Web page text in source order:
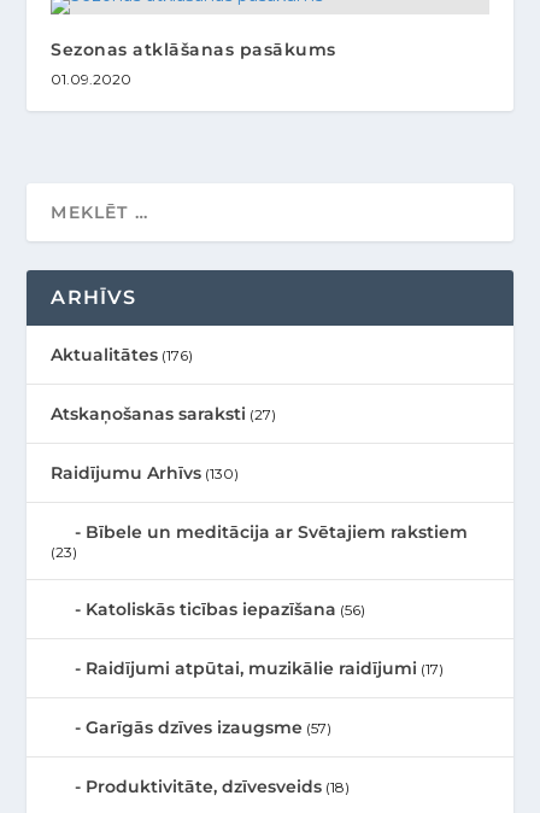
Sezonas atklāšanas pasākums
01.09.2020
ARHĪVS
Aktualitātes (176)
Atskaņošanas saraksti (27)
Raidījumu Arhīvs (130)
Bībele un meditācija ar Svētajiem rakstiem
(23)
Katoliskās ticības iepazīšana (56)
Raidījumi atpūtai, muzikālie raidījumi (17)
Garīgās dzīves izaugsme (57)
Produktivitāte, dzīvesveids (18)